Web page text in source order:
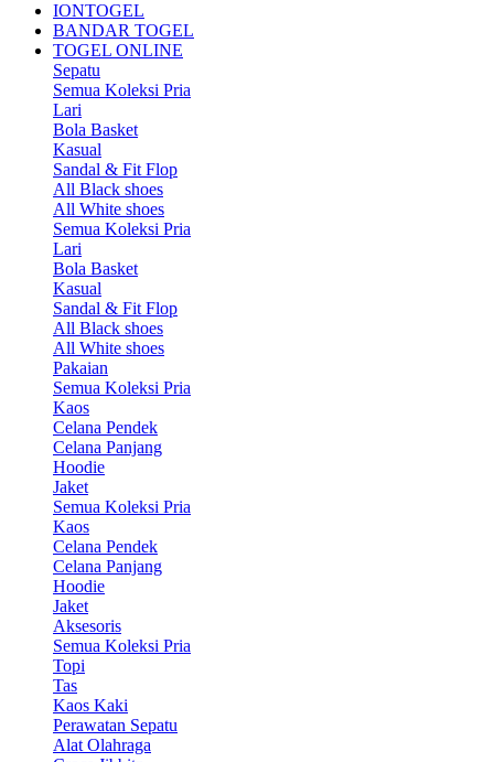
IONTOGEL
BANDAR TOGEL
TOGEL ONLINE
Sepatu
Semua Koleksi Pria
Lari
Bola Basket
Kasual
Sandal & Fit Flop
All Black shoes
All White shoes
Semua Koleksi Pria
Lari
Bola Basket
Kasual
Sandal & Fit Flop
All Black shoes
All White shoes
Pakaian
Semua Koleksi Pria
Kaos
Celana Pendek
Celana Panjang
Hoodie
Jaket
Semua Koleksi Pria
Kaos
Celana Pendek
Celana Panjang
Hoodie
Jaket
Aksesoris
Semua Koleksi Pria
Topi
Tas
Kaos Kaki
Perawatan Sepatu
Alat Olahraga